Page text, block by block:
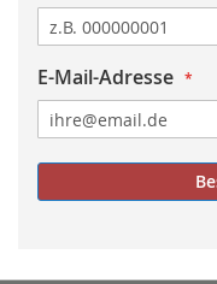
E-Mail-Adresse